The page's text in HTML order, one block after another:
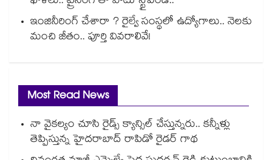
ఇంజినీరింగ్ చేశారా ? రైల్వే సంస్థలో ఉద్యోగాలు.. నెలకు
మంచి జీతం.. పూర్తి వివరాలివే!
Most Read News
నా వైకల్యం చూసి రైడ్స్ క్యాన్సిల్ చేస్తున్నరు.. కన్నీళ్లు
తెప్పిస్తున్న హైదరాబాద్ రాపిడో రైడర్ గాథ